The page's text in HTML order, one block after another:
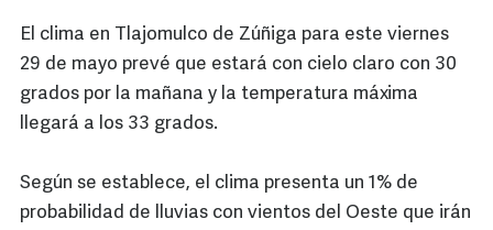
El clima en Tlajomulco de Zúñiga para este viernes
29 de mayo prevé que estará con cielo claro con 30
grados por la mañana y la temperatura máxima
llegará a los 33 grados.
Según se establece, el clima presenta un 1% de
probabilidad de lluvias con vientos del Oeste que irán